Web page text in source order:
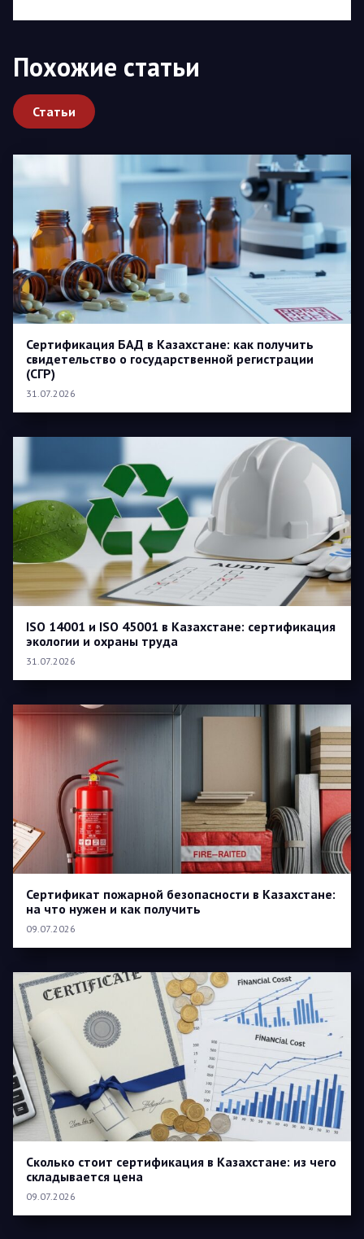
Похожие статьи
Статьи
Сертификация БАД в Казахстане: как получить
свидетельство о государственной регистрации
(СГР)
31.07.2026
ISO 14001 и ISO 45001 в Казахстане: сертификация
экологии и охраны труда
31.07.2026
Сертификат пожарной безопасности в Казахстане:
на что нужен и как получить
09.07.2026
Сколько стоит сертификация в Казахстане: из чего
складывается цена
09.07.2026